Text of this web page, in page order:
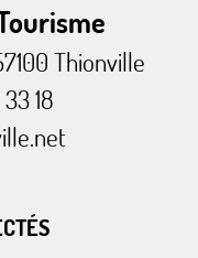
Thionville
18